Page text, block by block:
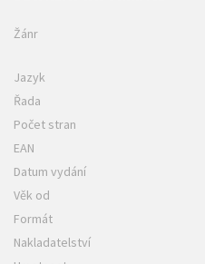
Žánr
Jazyk
Řada
Počet stran
EAN
Datum vydání
Věk od
Formát
Nakladatelství